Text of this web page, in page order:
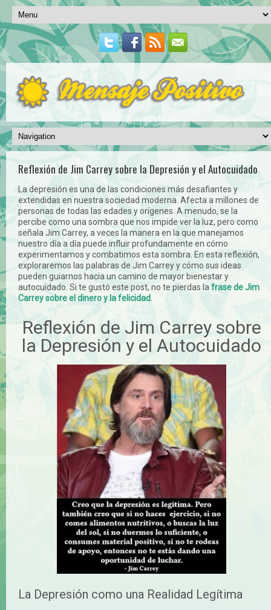
Reflexión de Jim Carrey sobre la Depresión y el Autocuidado
La depresión es una de las condiciones más desafiantes y
extendidas en nuestra sociedad moderna. Afecta a millones de
personas de todas las edades y orígenes. A menudo, se la
percibe como una sombra que nos impide ver la luz, pero como
señala Jim Carrey, a veces la manera en la que manejamos
nuestro día a día puede influir profundamente en cómo
experimentamos y combatimos esta sombra. En esta reflexión,
exploraremos las palabras de Jim Carrey y cómo sus ideas
pueden guiarnos hacia un camino de mayor bienestar y
autocuidado. Si te gustó este post, no te pierdas la frase de Jim
Carrey sobre el dinero y la felicidad
Reflexión de Jim Carrey sobre
la Depresión y el Autocuidado
La Depresión como una Realidad Legítima